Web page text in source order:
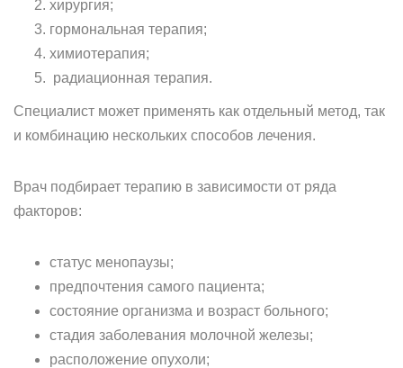
хирургия;
гормональная терапия;
химиотерапия;
радиационная терапия.
Специалист может применять как отдельный метод, так
и комбинацию нескольких способов лечения.
Врач подбирает терапию в зависимости от ряда
факторов:
статус менопаузы;
предпочтения самого пациента;
состояние организма и возраст больного;
стадия заболевания молочной железы;
расположение опухоли;